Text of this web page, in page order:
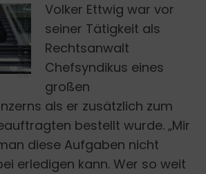
P
H
O
T
O
B
Y
H
U
N
T
E
R
S
R
A
C
E
O
N
U
N
S
P
L
A
SH
Volker Ettwig war vor
seiner Tätigkeit als
Rechtsanwalt
Chefsyndikus eines
großen
als er zusätzlich zum
bestellt wurde. „Mir
diese Aufgaben nicht
erledigen kann. Wer so weit